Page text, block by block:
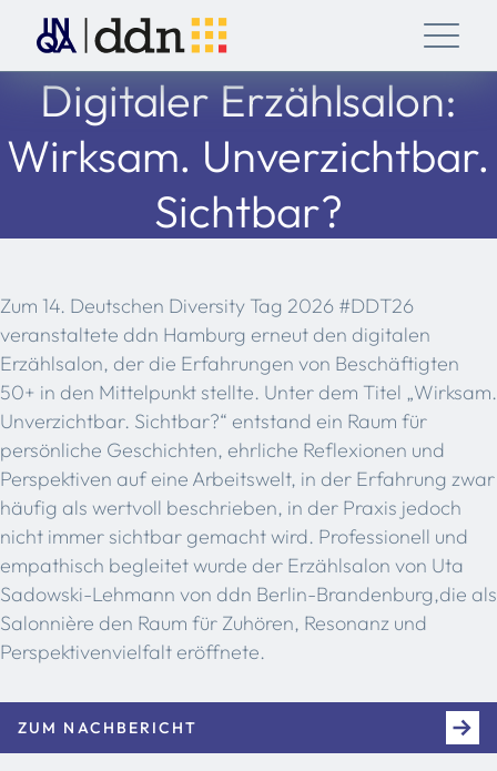
Digitaler Erzählsalon:
Wirksam. Unverzichtbar.
Sichtbar?
Zum 14. Deutschen Diversity Tag 2026 #DDT26
veranstaltete ddn Hamburg erneut den digitalen
Erzählsalon, der die Erfahrungen von Beschäftigten
50+ in den Mittelpunkt stellte. Unter dem Titel „Wirksam.
Unverzichtbar. Sichtbar?“ entstand ein Raum für
persönliche Geschichten, ehrliche Reflexionen und
Perspektiven auf eine Arbeitswelt, in der Erfahrung zwar
häufig als wertvoll beschrieben, in der Praxis jedoch
nicht immer sichtbar gemacht wird. Professionell und
empathisch begleitet wurde der Erzählsalon von Uta
Sadowski-Lehmann von ddn Berlin-Brandenburg,die als
Salonnière den Raum für Zuhören, Resonanz und
Perspektivenvielfalt eröffnete.
ZUM NACHBERICHT